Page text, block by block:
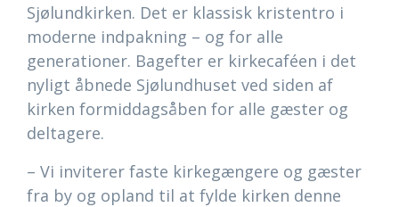
Sjølundkirken. Det er klassisk kristentro i
moderne indpakning – og for alle
generationer. Bagefter er kirkecaféen i det
nyligt åbnede Sjølundhuset ved siden af
kirken formiddagsåben for alle gæster og
deltagere.
– Vi inviterer faste kirkegængere og gæster
fra by og opland til at fylde kirken denne